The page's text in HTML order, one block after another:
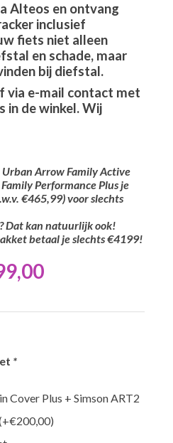
Alteos en ontvang
inclusief
fiets niet alleen
en schade, maar
bij diefstal.
via e-mail contact met
in de winkel. Wij
Urban Arrow Family Active
Performance Plus je
€465,99) voor slechts
Dat kan natuurlijk ook!
betaal je slechts €4199!
*
Cover Plus + Simson ART2
€200,00)